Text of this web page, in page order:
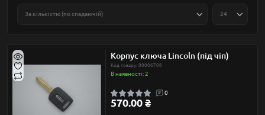
Корпус ключа Lincoln (під чіп)
Код товару: 00006708
В наявності: 2
0
570.00 ₴